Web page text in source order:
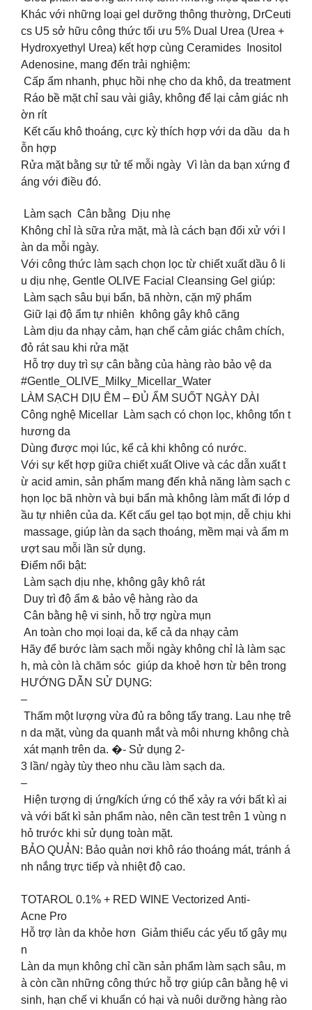
Khác với những loại gel dưỡng thông thường, DrCeuti
cs U5 sở hữu công thức tối ưu 5% Dual Urea (Urea +
Hydroxyethyl Urea) kết hợp cùng Ceramides Inositol
Adenosine, mang đến trải nghiệm:
Cấp ẩm nhanh, phục hồi nhẹ cho da khô, da treatment
Ráo bề mặt chỉ sau vài giây, không để lại cảm giác nh
ờn rít
Kết cấu khô thoáng, cực kỳ thích hợp với da dầu da h
ỗn hợp
Rửa mặt bằng sự tử tế mỗi ngày Vì làn da bạn xứng đ
áng với điều đó.
Làm sạch Cân bằng Dịu nhẹ
Không chỉ là sữa rửa mặt, mà là cách bạn đối xử với l
àn da mỗi ngày.
Với công thức làm sạch chọn lọc từ chiết xuất dầu ô li
u dịu nhẹ, Gentle OLIVE Facial Cleansing Gel giúp:
Làm sạch sâu bụi bẩn, bã nhờn, cặn mỹ phẩm
Giữ lại độ ẩm tự nhiên không gây khô căng
Làm dịu da nhạy cảm, hạn chế cảm giác châm chích,
đỏ rát sau khi rửa mặt
Hỗ trợ duy trì sự cân bằng của hàng rào bảo vệ da
#Gentle_OLIVE_Milky_Micellar_Water
LÀM SẠCH DỊU ÊM – ĐỦ ẨM SUỐT NGÀY DÀI
Công nghệ Micellar Làm sạch có chọn lọc, không tổn t
hương da
Dùng được mọi lúc, kể cả khi không có nước.
Với sự kết hợp giữa chiết xuất Olive và các dẫn xuất t
ừ acid amin, sản phẩm mang đến khả năng làm sạch c
họn lọc bã nhờn và bụi bẩn mà không làm mất đi lớp d
ầu tự nhiên của da. Kết cấu gel tạo bọt mịn, dễ chịu khi
massage, giúp làn da sạch thoáng, mềm mại và ẩm m
ượt sau mỗi lần sử dụng.
️Điểm nổi bật:
Làm sạch dịu nhẹ, không gây khô rát
Duy trì độ ẩm & bảo vệ hàng rào da
Cân bằng hệ vi sinh, hỗ trợ ngừa mụn
An toàn cho mọi loại da, kể cả da nhạy cảm
️Hãy để bước làm sạch mỗi ngày không chỉ là làm sạc
h, mà còn là chăm sóc giúp da khoẻ hơn từ bên trong
️HƯỚNG DẪN SỬ DỤNG:
–
Thấm một lượng vừa đủ ra bông tẩy trang. Lau nhẹ trê
n da mặt, vùng da quanh mắt và môi nhưng không chà
xát mạnh trên da. �- Sử dụng 2-
3 lần/ ngày tùy theo nhu cầu làm sạch da.
–
Hiện tượng dị ứng/kích ứng có thể xảy ra với bất kì ai
và với bất kì sản phẩm nào, nên cần test trên 1 vùng n
hỏ trước khi sử dụng toàn mặt.
️BẢO QUẢN: Bảo quản nơi khô ráo thoáng mát, tránh á
nh nắng trực tiếp và nhiệt độ cao.
TOTAROL 0.1% + RED WINE Vectorized Anti-
Acne Pro
Hỗ trợ làn da khỏe hơn Giảm thiểu các yếu tố gây mụ
n
Làn da mụn không chỉ cần sản phẩm làm sạch sâu, m
à còn cần những công thức hỗ trợ giúp cân bằng hệ vi
sinh, hạn chế vi khuẩn có hại và nuôi dưỡng hàng rào